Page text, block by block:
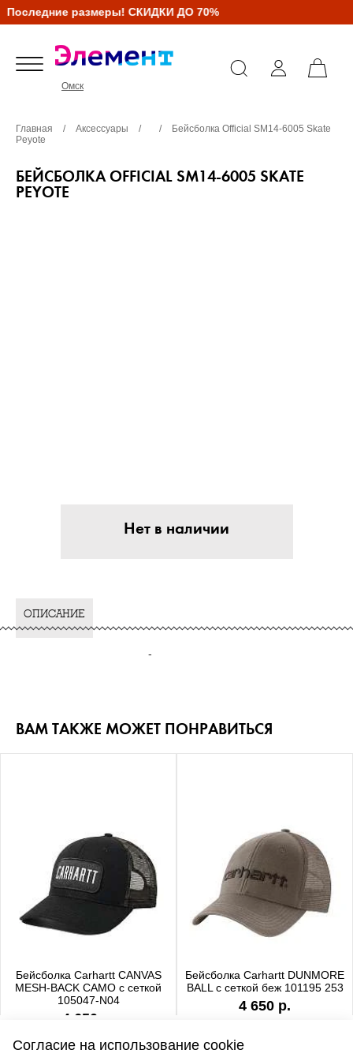
Последние размеры! СКИДКИ ДО 70%
Омск
Главная / Аксессуары / /
Бейсболка Official SM14-6005 Skate
Peyote
БЕЙСБОЛКА OFFICIAL SM14-6005 SKATE
PEYOTE
Нет в наличии
ОПИСАНИЕ
-
ВАМ ТАКЖЕ МОЖЕТ ПОНРАВИТЬСЯ
Бейсболка Carhartt CANVAS
MESH-BACK CAMO с сеткой
105047-N04
4 650 р.
Бейсболка Carhartt DUNMORE
BALL с сеткой беж 101195 253
4 650 р.
Согласие на использование cookie